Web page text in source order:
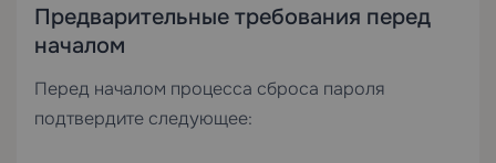
Предварительные требования перед
началом
Перед началом процесса сброса пароля
подтвердите следующее: